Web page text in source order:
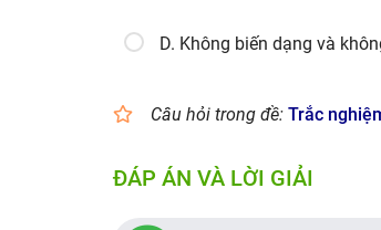
D. Không biến dạng và
Câu hỏi trong đề: Trắc
ĐÁP ÁN VÀ LỜI GIẢI